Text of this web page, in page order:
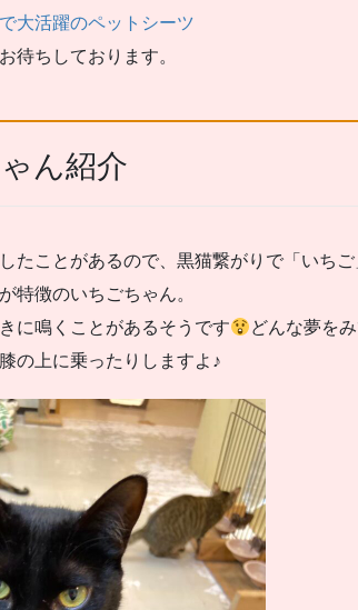
大活躍のペットシーツ
待ちしております。
ん紹介
たことがあるので、黒猫繋がりで「いちご
特徴のいちごちゃん。
に鳴くことがあるそうです
どんな夢を
の上に乗ったりしますよ♪